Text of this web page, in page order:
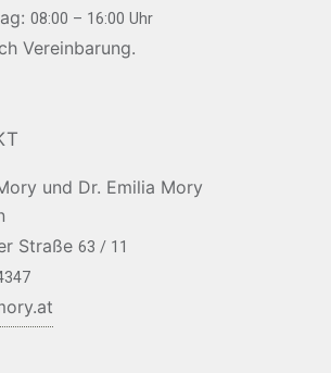
08:00 – 16:00 Uhr
Vereinbarung.
und Dr. Emilia Mory
Straße 63 / 11